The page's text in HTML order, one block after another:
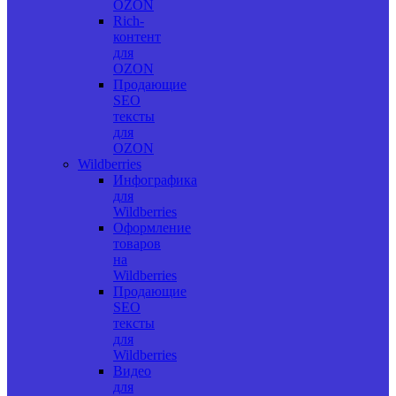
OZON
Rich-
контент
для
OZON
Продающие
SEO
тексты
для
OZON
Wildberries
Инфографика
для
Wildberries
Оформление
товаров
на
Wildberries
Продающие
SEO
тексты
для
Wildberries
Видео
для